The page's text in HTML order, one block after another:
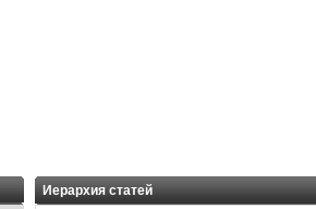
Иерархия статей